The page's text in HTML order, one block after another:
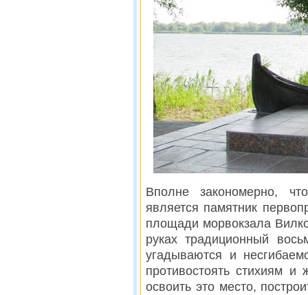
Вполне закономерно,
является памятник
площади морвокзала
руках традиционный
угадываются и
противостоять стихиям и
освоить это место,